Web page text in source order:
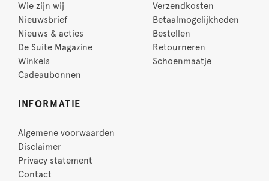
Wie zijn wij
Nieuwsbrief
Nieuws & acties
De Suite Magazine
Winkels
Cadeaubonnen
Verzendkosten
Betaalmogelijkheden
Bestellen
Retourneren
Schoenmaatje
INFORMATIE
Algemene voorwaarden
Disclaimer
Privacy statement
Contact